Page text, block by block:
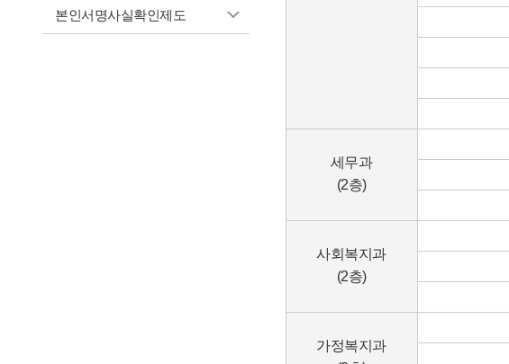
본인서명사실확인제도
세무과
(2층)
사회복지과
(2층)
가정복지과